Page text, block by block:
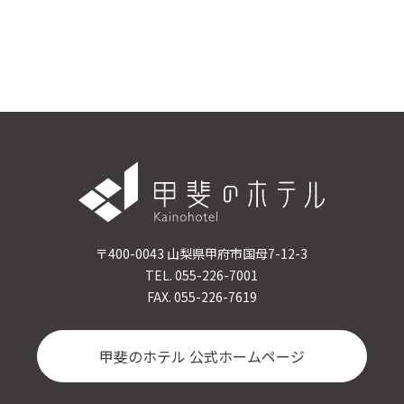
〒400-0043 山梨県甲府市国母7-12-3
TEL. 055-226-7001
FAX. 055-226-7619
甲斐のホテル 公式ホームページ